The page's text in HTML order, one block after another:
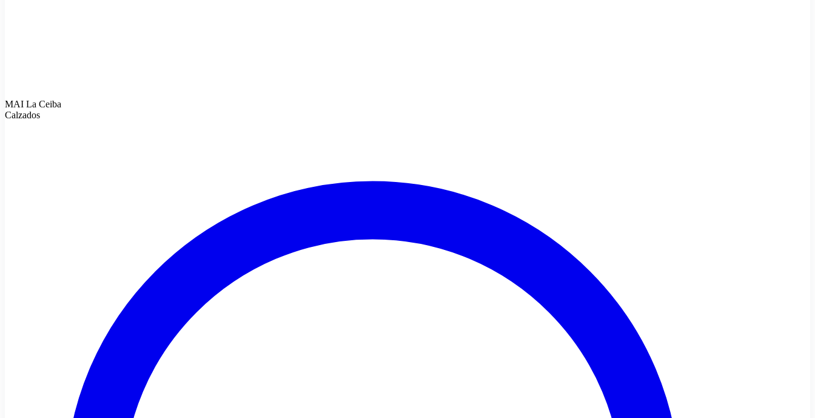
MAI La Ceiba
Calzados